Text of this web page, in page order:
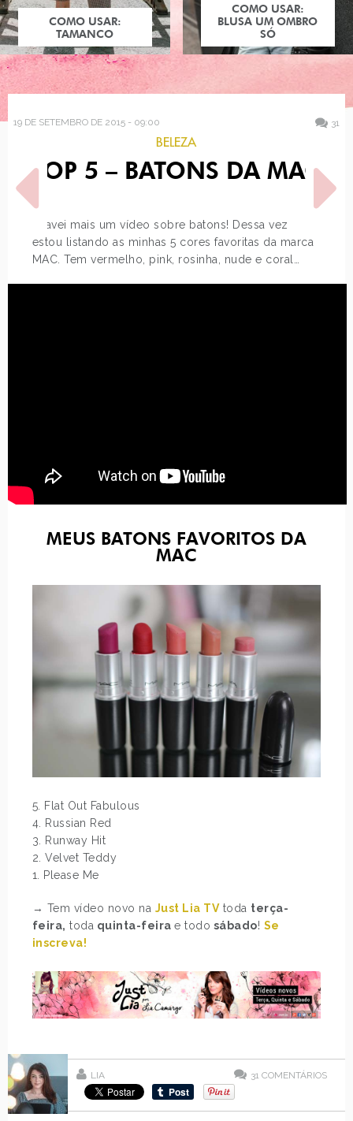
COMO USAR:
TAMANCO
COMO USAR:
BLUSA UM OMBRO
SÓ
19 DE SETEMBRO DE 2015 - 09:00 31
BELEZA
TOP 5 – BATONS DA MAC
Gravei mais um vídeo sobre batons! Dessa vez
estou listando as minhas 5 cores favoritas da marca
MAC. Tem vermelho, pink, rosinha, nude e coral…
MEUS BATONS FAVORITOS DA
MAC
5. Flat Out Fabulous
4. Russian Red
3. Runway Hit
2. Velvet Teddy
1. Please Me
→ Tem vídeo novo na Just Lia TVtoda terça-
feira, toda quinta-feirae todo sábado! Se
inscreva!
LIA 31 COMENTÁRIOS
ÚLTIMA CHANCE DE SE
JUST LIA EM HQ! #20